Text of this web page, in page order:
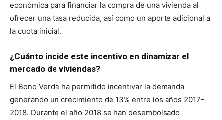
económica para financiar la compra de una vivienda al
ofrecer una tasa reducida, así como un aporte adicional a
la cuota inicial.
¿Cuánto incide este incentivo en dinamizar el
mercado de viviendas?
El Bono Verde ha permitido incentivar la demanda
generando un crecimiento de 13% entre los años 2017-
2018. Durante el año 2018 se han desembolsado